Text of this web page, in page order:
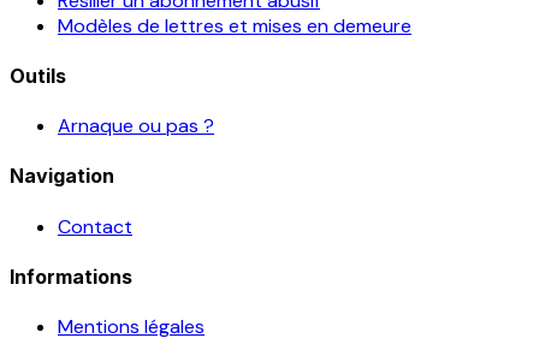
Modèles de lettres et mises en demeure
Outils
Arnaque ou pas ?
Navigation
Contact
Informations
Mentions légales